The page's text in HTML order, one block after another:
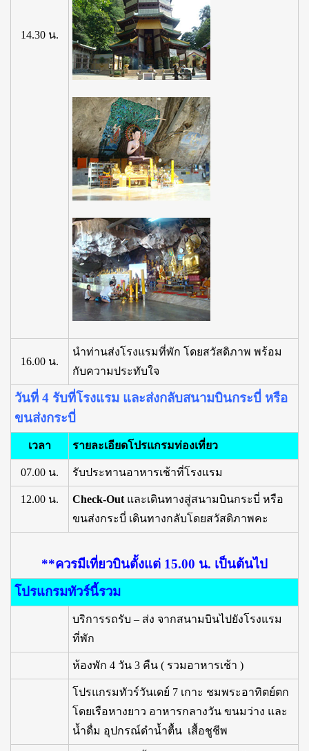
14.30 น.
16.00 น.
นำท่านส่งโรงแรมที่พัก โดยสวัสดิภาพ พร้อม
กับความประทับใจ
วันที่ 4 รับที่โรงแรม และส่งกลับสนามบินกระบี่ หรือ
ขนส่งกระบี่
เวลา รายละเอียดโปรแกรมท่องเที่ยว
07.00 น. รับประทานอาหารเช้าที่โรงแรม
12.00 น. Check-Out และเดินทางสู่สนามบินกระบี่ หรือ
ขนส่งกระบี่ เดินทางกลับโดยสวัสดิภาพคะ
**ควรมีเที่ยวบินตั้งแต่ 15.00 น. เป็นต้นไป
โปรแกรมทัวร์นี้รวม
บริการรถรับ – ส่ง จากสนามบินไปยังโรงแรม
ที่พัก
ห้องพัก 4 วัน 3 คืน ( รวมอาหารเช้า )
โปรแกรมทัวร์วันเดย์ 7 เกาะ ชมพระอาทิตย์ตก
โดยเรือหางยาว อาหารกลางวัน ขนมว่าง และ
น้ำดื่ม อุปกรณ์ดำน้ำตื้น เสื้อชูชีพ